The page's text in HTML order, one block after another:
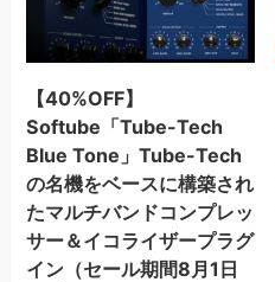
【40%OFF】
Softube「Tube-Tech
Blue Tone」Tube-Tech
の名機をベースに構築され
たマルチバンドコンプレッ
サー＆イコライザープラグ
イン（セール期間8月1日